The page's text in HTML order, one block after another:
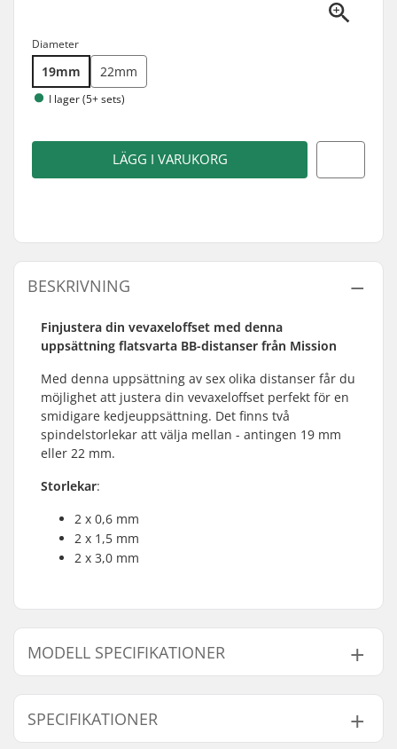
Diameter
19mm 22mm
I lager (5+ sets)
LÄGG I VARUKORG
BESKRIVNING
Finjustera din vevaxeloffset med denna
uppsättning flatsvarta BB-distanser från Mission
Med denna uppsättning av sex olika distanser får du
möjlighet att justera din vevaxeloffset perfekt för en
smidigare kedjeuppsättning. Det finns två
spindelstorlekar att välja mellan - antingen 19 mm
eller 22 mm.
Storlekar:
2 x 0,6 mm
2 x 1,5 mm
2 x 3,0 mm
MODELL SPECIFIKATIONER
19mm
SPECIFIKATIONER